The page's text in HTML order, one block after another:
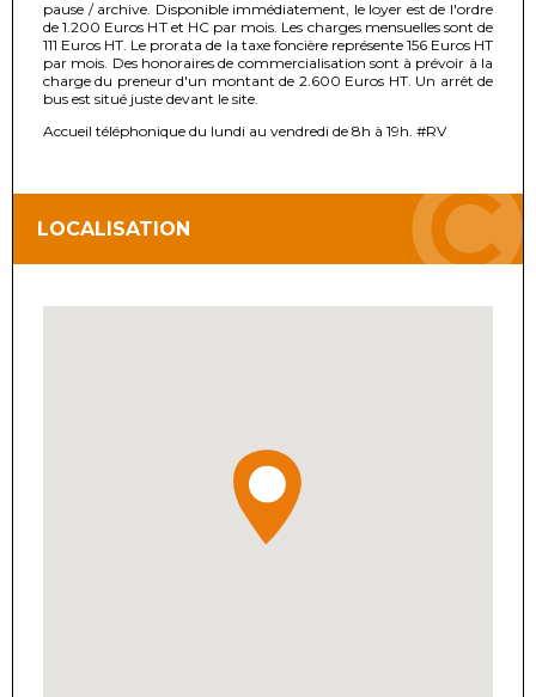
pause / archive. Disponible immédiatement, le loyer est de l'ordre
de 1.200 Euros HT et HC par mois. Les charges mensuelles sont de
111 Euros HT. Le prorata de la taxe foncière représente 156 Euros HT
par mois. Des honoraires de commercialisation sont à prévoir à la
charge du preneur d'un montant de 2.600 Euros HT. Un arrêt de
bus est situé juste devant le site.
Accueil téléphonique du lundi au vendredi de 8h à 19h. #RV
LOCALISATION